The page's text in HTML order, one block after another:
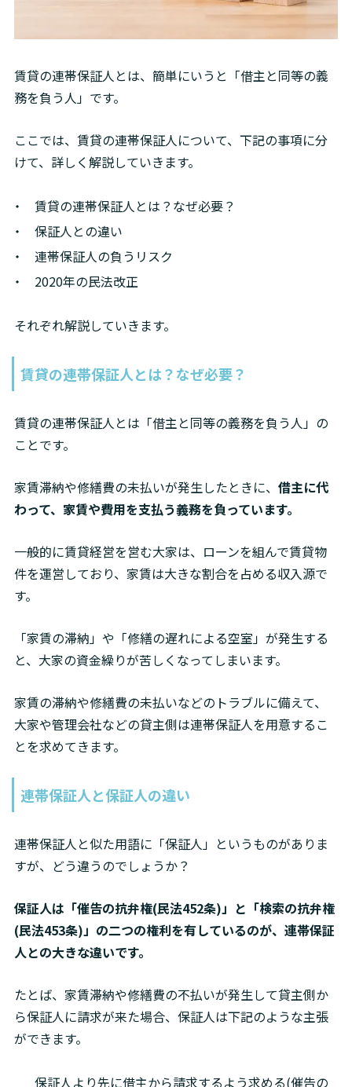
賃貸の連帯保証人とは、簡単にいうと「借主と同等の義
務を負う人」です。
ここでは、賃貸の連帯保証人について、下記の事項に分
けて、詳しく解説していきます。
賃貸の連帯保証人とは？なぜ必要？
保証人との違い
連帯保証人の負うリスク
2020年の民法改正
それぞれ解説していきます。
賃貸の連帯保証人とは？なぜ必要？
賃貸の連帯保証人とは「借主と同等の義務を負う人」の
ことです。
家賃滞納や修繕費の未払いが発生したときに、 借主に代
わって、家賃や費用を支払う義務を負っています。
一般的に賃貸経営を営む大家は、ローンを組んで賃貸物
件を運営しており、家賃は大きな割合を占める収入源で
す。
「家賃の滞納」や「修繕の遅れによる空室」が発生する
と、大家の資金繰りが苦しくなってしまいます。
家賃の滞納や修繕費の未払いなどのトラブルに備えて、
大家や管理会社などの貸主側は連帯保証人を用意するこ
とを求めてきます。
連帯保証人と保証人の違い
連帯保証人と似た用語に「保証人」というものがありま
すが、どう違うのでしょうか？
保証人は「催告の抗弁権(民法452条)」と「検索の抗弁権
(民法453条)」の二つの権利を有しているのが、連帯保証
人との大きな違いです。
たとば、家賃滞納や修繕費の不払いが発生して貸主側か
ら保証人に請求が来た場合、保証人は下記のような主張
ができます。
保証人より先に借主から請求するよう求める(催告の